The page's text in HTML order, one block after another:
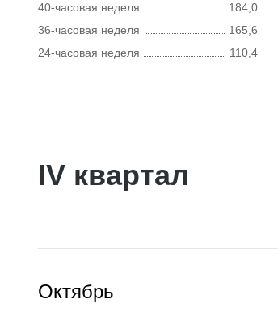
40-часовая неделя
184,0
36-часовая неделя
165,6
24-часовая неделя
110,4
IV квартал
Октябрь